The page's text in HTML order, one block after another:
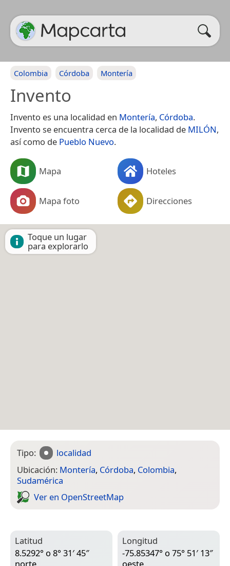
Colombia Córdoba Montería
Invento
Invento es una localidad en Montería, Córdoba.
Invento se encuentra cerca de la localidad de MILÓN,
así como de Pueblo Nuevo.
Mapa Hoteles
Mapa foto Direcciones
Toque un lugar
para explorarlo
Tipo:
localidad
Ubicación: Montería, Córdoba, Colombia,
Sudamérica
Ver en Open­Street­Map
Latitud
8.5292° o 8° 31′ 45″
Longitud
-75.85347° o 75° 51′ 13″